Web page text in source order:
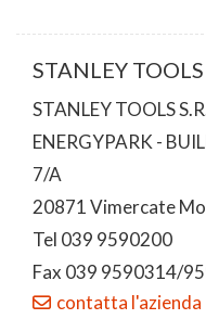
STANLEY TOOLS
STANLEY TOOLS
ENERGYPARK -
7/A
20871 Vimercate
Tel 039 9590200
Fax 039 9590314/
contatta l'azienda